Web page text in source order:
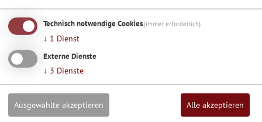
Dieser Betrieb auch hier:
Essen & Trinken
Technisch notwendige Cookies(immer erforderlich)
↓ 1 Dienst
Externe Dienste
↓ 3 Dienste
Ausgewählte akzeptieren Alle akzeptieren